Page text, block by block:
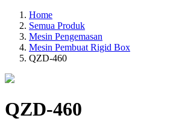
Home
Semua Produk
Mesin Pengemasan
Mesin Pembuat Rigid Box
QZD-460
QZD-460